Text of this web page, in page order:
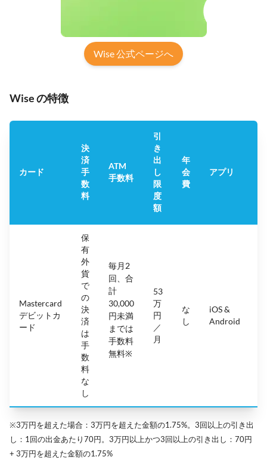
Wise 公式ページへ
Wise の特徴
カード
決
済
手
数
料
ATM
手数料
引
き
出
し
限
度
額
年
会
費
アプリ
Mastercard
デビットカ
ード
保
有
外
貨
で
の
決
済
は
手
数
料
な
し
毎月2
回、合
計
30,000
円未満
までは
手数料
無料※
53
万
円
／
月
な
し
iOS &
Android
※3万円を超えた場合：3万円を超えた金額の1.75%。3回以上の引き出
し：1回の出金あたり70円。3万円以上かつ3回以上の引き出し：70円
+ 3万円を超えた金額の1.75%